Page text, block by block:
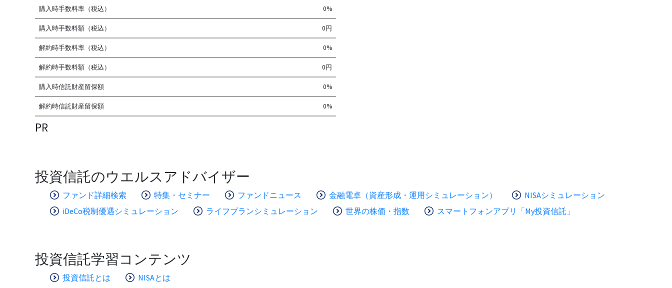
購入時手数料率（税込） 0%
購入時手数料額（税込） 0円
解約時手数料率（税込） 0%
解約時手数料額（税込） 0円
購入時信託財産留保額 0%
解約時信託財産留保額 0%
PR
投資信託のウエルスアドバイザー
ファンド詳細検索 特集・セミナー ファンドニュース 金融電卓（資産形成・運用シミュレーション）
NISAシミュレーション
iDeCo税制優遇シミュレーション
ライフプランシミュレーション 世界の株価・指数 スマートフォンアプリ「My投資信託」
投資信託学習コンテンツ
投資信託とは NISAとは